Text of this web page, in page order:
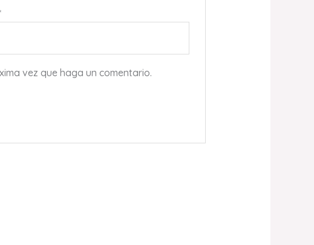
vez que haga un comentario.